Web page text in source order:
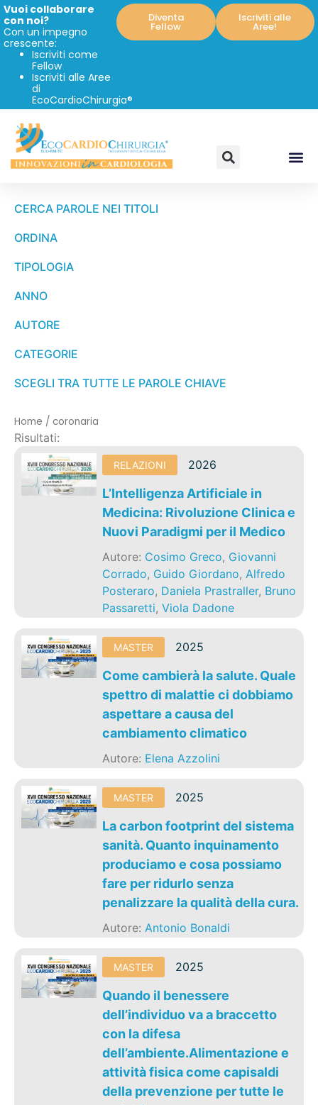
Vuoi collaborare
con noi?
Con un impegno
crescente:
Iscriviti come
Fellow
Iscriviti alle Aree
di
EcoCardioChirurgia®
Diventa
Fellow
Iscriviti alle
Aree!
CERCA PAROLE NEI TITOLI
ORDINA
TIPOLOGIA
ANNO
AUTORE
CATEGORIE
SCEGLI TRA TUTTE LE PAROLE CHIAVE
Home / coronaria
Risultati:
RELAZIONI 2026
L’Intelligenza Artificiale in
Medicina: Rivoluzione Clinica e
Nuovi Paradigmi per il Medico
Autore: Cosimo Greco, Giovanni
Corrado, Guido Giordano,Alfredo
Posteraro, Daniela Prastraller, Bruno
Passaretti,Viola Dadone
MASTER 2025
Come cambierà la salute. Quale
spettro di malattie ci dobbiamo
aspettare a causa del
cambiamento climatico
Autore: Elena Azzolini
MASTER 2025
La carbon footprint del sistema
sanità. Quanto inquinamento
produciamo e cosa possiamo
fare per ridurlo senza
penalizzare la qualità della cura.
Autore:Antonio Bonaldi
MASTER 2025
Quando il benessere
dell’individuo va a braccetto
con la difesa
dell’ambiente.Alimentazione e
attività fisica come capisaldi
della prevenzione per tutte le